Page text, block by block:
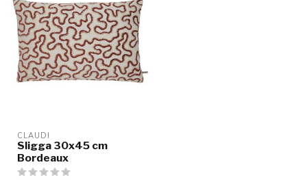
CLAUDI
Sligga 30x45 cm
Bordeaux